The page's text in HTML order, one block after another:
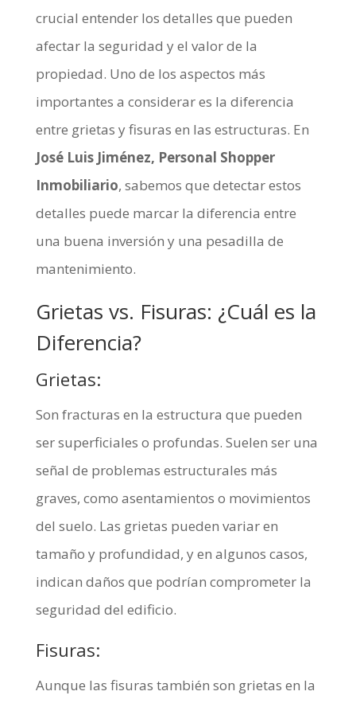
crucial entender los detalles que pueden
afectar la seguridad y el valor de la
propiedad. Uno de los aspectos más
importantes a considerar es la diferencia
entre grietas y fisuras en las estructuras. En
José Luis Jiménez, Personal Shopper
Inmobiliario, sabemos que detectar estos
detalles puede marcar la diferencia entre
una buena inversión y una pesadilla de
mantenimiento.
Grietas vs. Fisuras: ¿Cuál es la
Diferencia?
Grietas:
Son fracturas en la estructura que pueden
ser superficiales o profundas. Suelen ser una
señal de problemas estructurales más
graves, como asentamientos o movimientos
del suelo. Las grietas pueden variar en
tamaño y profundidad, y en algunos casos,
indican daños que podrían comprometer la
seguridad del edificio.
Fisuras:
Aunque las fisuras también son grietas en la